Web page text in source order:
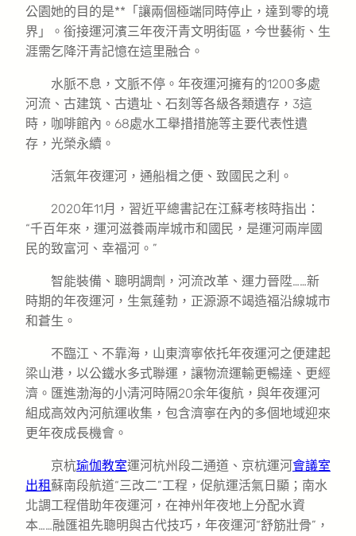
公園她的目的是**「讓兩個極端同時停止，達到零的境
界」。銜接運河濱三年夜汗青文明街區，今世藝術、生
涯需乞降汗青記憶在這里融合。
水脈不息，文脈不停。年夜運河擁有的1200多處
河流、古建筑、古遺址、石刻等各級各類遺存，3這
時，咖啡館內。68處水工舉措措施等主要代表性遺
存，光榮永續。
活氣年夜運河，通船楫之便、致國民之利。
2020年11月，習近平總書記在江蘇考核時指出：
“千百年來，運河滋養兩岸城市和國民，是運河兩岸國
民的致富河、幸福河。”
智能裝備、聰明調劑，河流改革、運力晉陞……新
時期的年夜運河，生氣蓬勃，正源源不竭造福沿線城市
和蒼生。
不臨江、不靠海，山東濟寧依托年夜運河之便建起
梁山港，以公鐵水多式聯運，讓物流運輸更暢達、更經
濟。匯進渤海的小清河時隔20余年復航，與年夜運河
組成高效內河航運收集，包含濟寧在內的多個地域迎來
更年夜成長機會。
京杭瑜伽教室運河杭州段二通道、京杭運河會議室
出租蘇南段航道“三改二”工程，促航運活氣日顯；南水
北調工程借助年夜運河，在神州年夜地上分配水資
本……融匯祖先聰明與古代技巧，年夜運河“舒筋壯骨”，